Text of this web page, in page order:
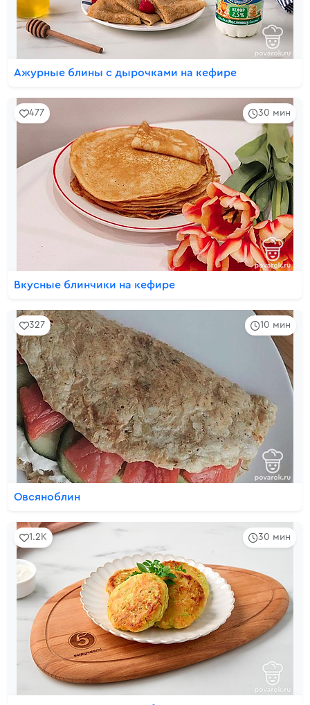
Ажурные блины с дырочками на кефире
30 мин
477
Вкусные блинчики на кефире
10 мин
327
Овсяноблин
30 мин
1.2K